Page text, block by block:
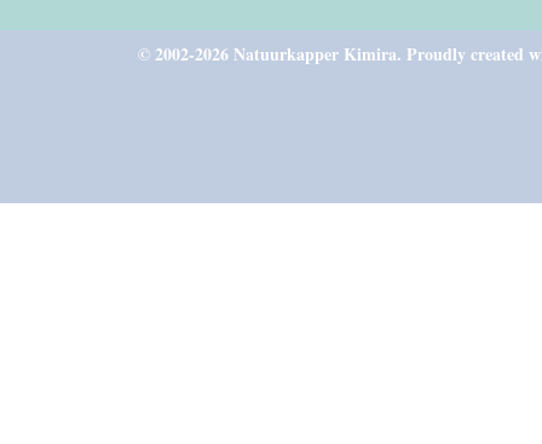
© 2002-2026 Natuurkapper Kimira. Proudly created